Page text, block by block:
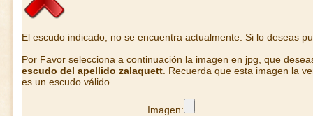
El escudo indicado, no se encuentra actualmente. Si lo deseas
Por Favor selecciona a continuación la imagen en jpg, que
escudo del apellido zalaquett . Recuerda que esta imagen la
es un escudo válido.
Imagen: